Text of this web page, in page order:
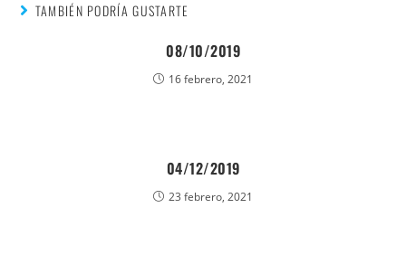
TAMBIÉN PODRÍA GUSTARTE
08/10/2019
16 febrero, 2021
04/12/2019
23 febrero, 2021